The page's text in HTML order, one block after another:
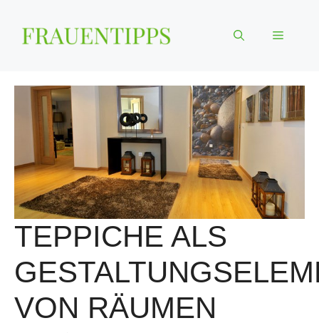
Inhalt
springen
Menü
TEPPICHE ALS
VON RÄUMEN